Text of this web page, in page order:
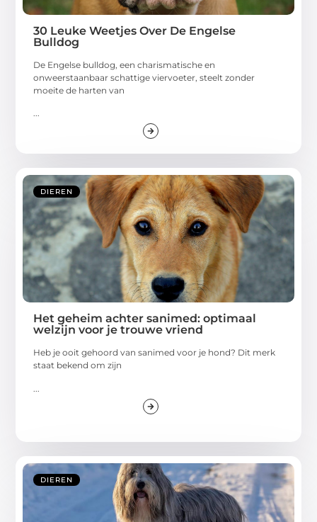
30 Leuke Weetjes Over De Engelse
Bulldog
De Engelse bulldog, een charismatische en
onweerstaanbaar schattige viervoeter, steelt zonder
moeite de harten van
...
DIEREN
Het geheim achter sanimed: optimaal
welzijn voor je trouwe vriend
Heb je ooit gehoord van sanimed voor je hond? Dit merk
staat bekend om zijn
DIEREN